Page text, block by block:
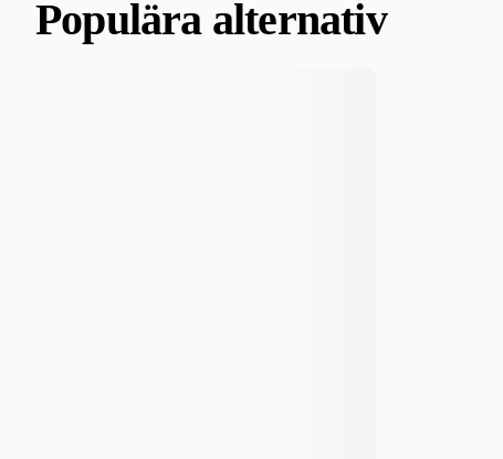
Populära alternativ